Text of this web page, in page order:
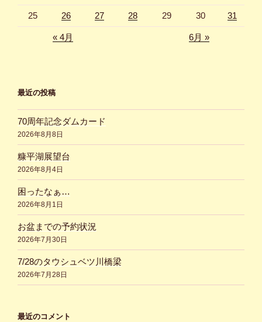
25 26 27 28 29 30 31
« 4月 6月 »
最近の投稿
70周年記念ダムカード
2026年8月8日
糠平湖展望台
2026年8月4日
困ったなぁ…
2026年8月1日
お盆までの予約状況
2026年7月30日
7/28のタウシュベツ川橋梁
2026年7月28日
最近のコメント